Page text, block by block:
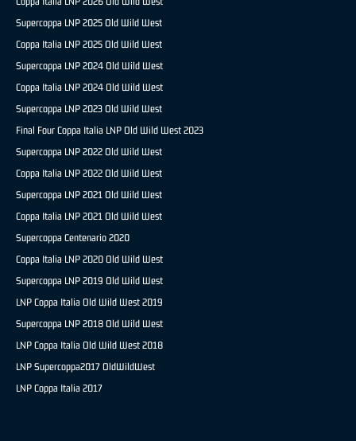
Supercoppa LNP 2025 Old Wild West
Coppa Italia LNP 2025 Old Wild West
Supercoppa LNP 2024 Old Wild West
Coppa Italia LNP 2024 Old Wild West
Supercoppa LNP 2023 Old Wild West
Final Four Coppa Italia LNP Old Wild West 2023
Supercoppa LNP 2022 Old Wild West
Coppa Italia LNP 2022 Old Wild West
Supercoppa LNP 2021 Old Wild West
Coppa Italia LNP 2021 Old Wild West
Supercoppa Centenario 2020
Coppa Italia LNP 2020 Old Wild West
Supercoppa LNP 2019 Old Wild West
LNP Coppa Italia Old Wild West 2019
Supercoppa LNP 2018 Old Wild West
LNP Coppa Italia Old Wild West 2018
LNP Supercoppa2017 OldWildWest
LNP Coppa Italia 2017